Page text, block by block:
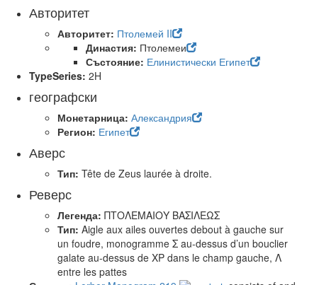
Авторитет
Авторитет: Птолемей II
Династия: Птолемеи
Състояние: Елинистически Египет
TypeSeries: 2H
географски
Монетарница: Александрия
Регион: Египет
Аверс
Тип: Tête de Zeus laurée à droite.
Реверс
Легенда: ΠΤΟΛΕΜΑΙΟΥ ΒΑΣΙΛΕΩΣ
Тип: Aigle aux ailes ouvertes debout à gauche sur
un foudre, monogramme Σ au-dessus d’un bouclier
galate au-dessus de XP dans le champ gauche, Λ
entre les pattes